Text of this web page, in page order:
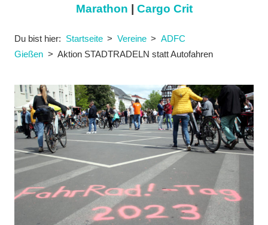
Marathon | Cargo Crit
Du bist hier: Startseite Vereine
ADFC
Gießen
Aktion STADTRADELN statt Autofahren